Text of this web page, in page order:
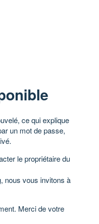
ce qui explique
un mot de passe,
le propriétaire du
nous vous invitons à
Merci de votre